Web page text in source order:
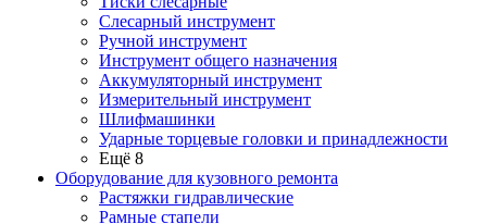
Слесарный инструмент
Ручной инструмент
Инструмент общего назначения
Аккумуляторный инструмент
Измерительный инструмент
Шлифмашинки
Ударные торцевые головки и принадлежности
Ещё 8
Оборудование для кузовного ремонта
Растяжки гидравлические
Рамные стапели